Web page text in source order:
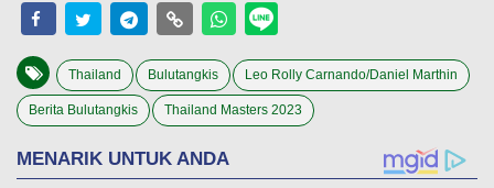
Thailand Bulutangkis Leo Rolly Carnando/Daniel Marthin
Berita Bulutangkis Thailand Masters 2023